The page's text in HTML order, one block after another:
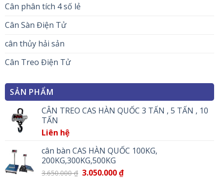
Cân phân tích 4 số lẻ
Cân Sàn Điện Tử
cân thủy hải sản
Cân Treo Điện Tử
SẢN PHẨM
CÂN TREO CAS HÀN QUỐC 3 TẤN , 5 TẤN , 10
TẤN
Liên hệ
cân bàn CAS HÀN QUỐC 100KG,
200KG,300KG,500KG
3.650.000₫ 3.050.000₫